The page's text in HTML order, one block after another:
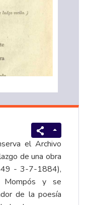
el Archivo
de una obra
- 3-7-1884),
Mompós y se
de la poesía